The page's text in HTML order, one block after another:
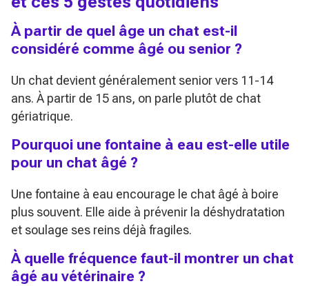
À partir de quel âge un chat est-il
considéré comme âgé ou senior ?
Un chat devient généralement senior vers 11-14
ans. À partir de 15 ans, on parle plutôt de chat
gériatrique.
Pourquoi une fontaine à eau est-elle utile
pour un chat âgé ?
Une fontaine à eau encourage le chat âgé à boire
plus souvent. Elle aide à prévenir la déshydratation
et soulage ses reins déjà fragiles.
À quelle fréquence faut-il montrer un chat
âgé au vétérinaire ?